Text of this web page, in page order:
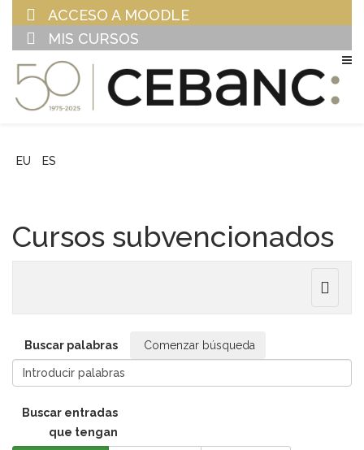
ACCESO A MOODLE
MIS CURSOS
EU ES
Cursos subvencionados
Toggle
Buscar palabras Comenzar búsqueda
Buscar entradas
que tengan